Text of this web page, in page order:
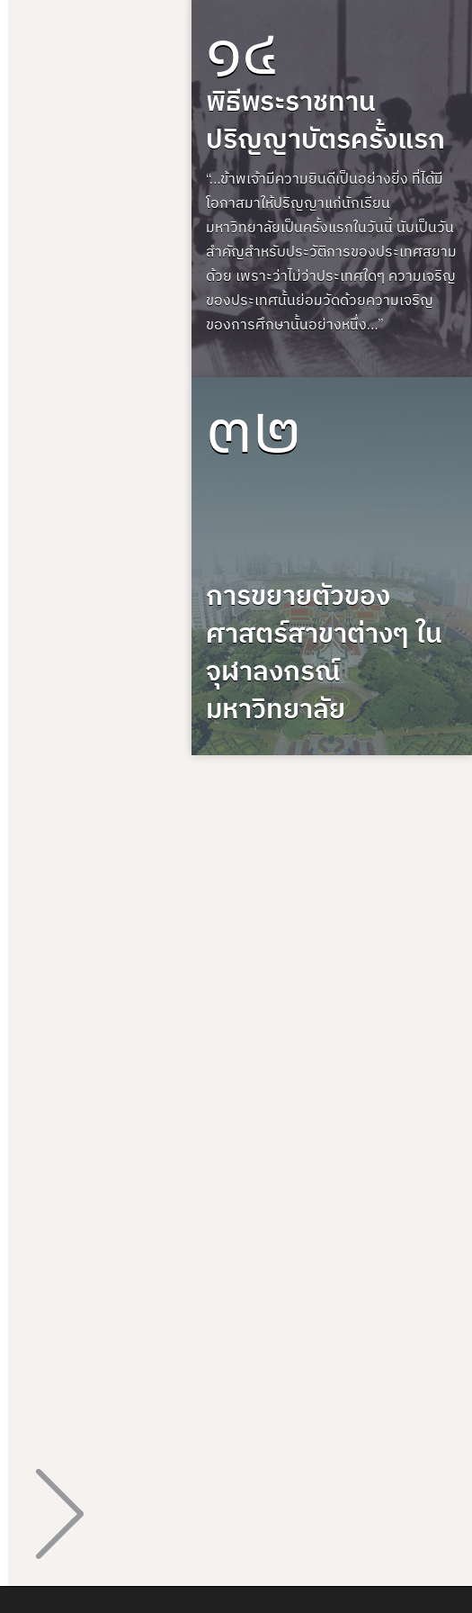
พิธีพระราชทาน
ปริญญาบัตรครั้งแรก
“…ข้าพเจ้ามีความยินดีเป็นอย่างยิ่ง ที่ได้มี
โอกาสมาให้ปริญญาแก่นักเรียน
มหาวิทยาลัยเป็นครั้งแรกในวันนี้ นับเป็นวัน
สำคัญสำหรับประวัติการของประเทศสยาม
ด้วย เพราะว่าไม่ว่าประเทศใดๆ ความเจริญ
ของประเทศนั้นย่อมวัดด้วยความเจริญ
ของการศึกษานั้นอย่างหนึ่ง…”
๑๔
การขยายตัวของ
ศาสตร์สาขาต่างๆ ใน
จุฬาลงกรณ์
มหาวิทยาลัย
๓๒